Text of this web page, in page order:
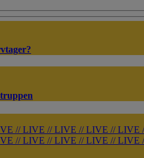
// LIVE // LIVE // LIVE // LIVE
// LIVE // LIVE // LIVE // LIVE